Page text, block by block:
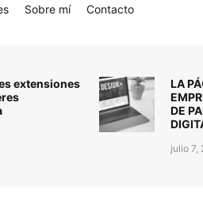
Sobre mí Contacto
extensiones
LA
DE
julio 7,